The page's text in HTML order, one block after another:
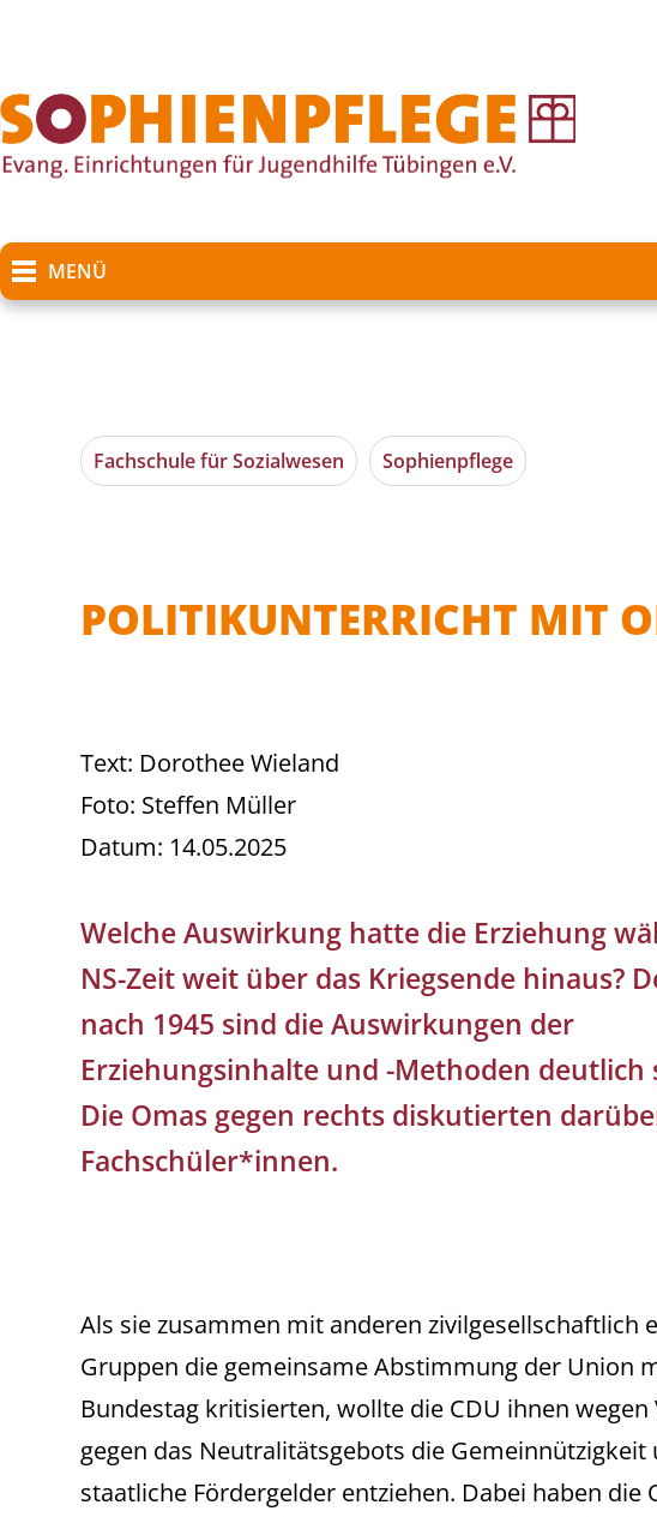
MENÜ
Fachschule für Sozialwesen Sophienpflege
POLITIKUNTERRICHT MIT
Text: Dorothee Wieland
Foto: Steffen Müller
Datum: 14.05.2025
Welche Auswirkung hatte die Erziehung
NS-Zeit weit über das Kriegsende hinaus?
nach 1945 sind die Auswirkungen der
Erziehungsinhalte und -Methoden deutlich
Die Omas gegen rechts diskutierten
Fachschüler*innen.
Als sie zusammen mit anderen zivilgesellschaftlich
Gruppen die gemeinsame Abstimmung der Union
Bundestag kritisierten, wollte die CDU ihnen wegen
gegen das Neutralitätsgebots die
staatliche Fördergelder entziehen. Dabei haben die